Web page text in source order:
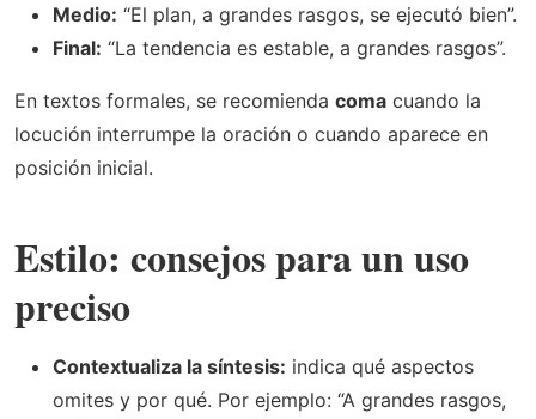
Medio: “El plan, a grandes rasgos, se ejecutó bien”.
Final: “La tendencia es estable, a grandes rasgos”.
En textos formales, se recomienda coma cuando la
locución interrumpe la oración o cuando aparece en
posición inicial.
Estilo: consejos para un uso
preciso
Contextualiza la síntesis: indica qué aspectos
omites y por qué. Por ejemplo: “A grandes rasgos,